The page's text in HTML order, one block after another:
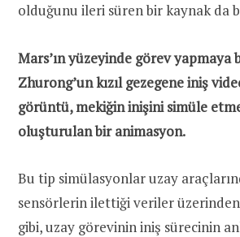
olduğunu ileri süren bir kaynak da
Mars’ın yüzeyinde görev yapmaya
Zhurong’un kızıl gezegene iniş
görüntü, mekiğin inişini simüle
oluşturulan bir animasyon.
Bu tip simülasyonlar uzay
sensörlerin ilettiği veriler
gibi, uzay görevinin iniş sürecinin